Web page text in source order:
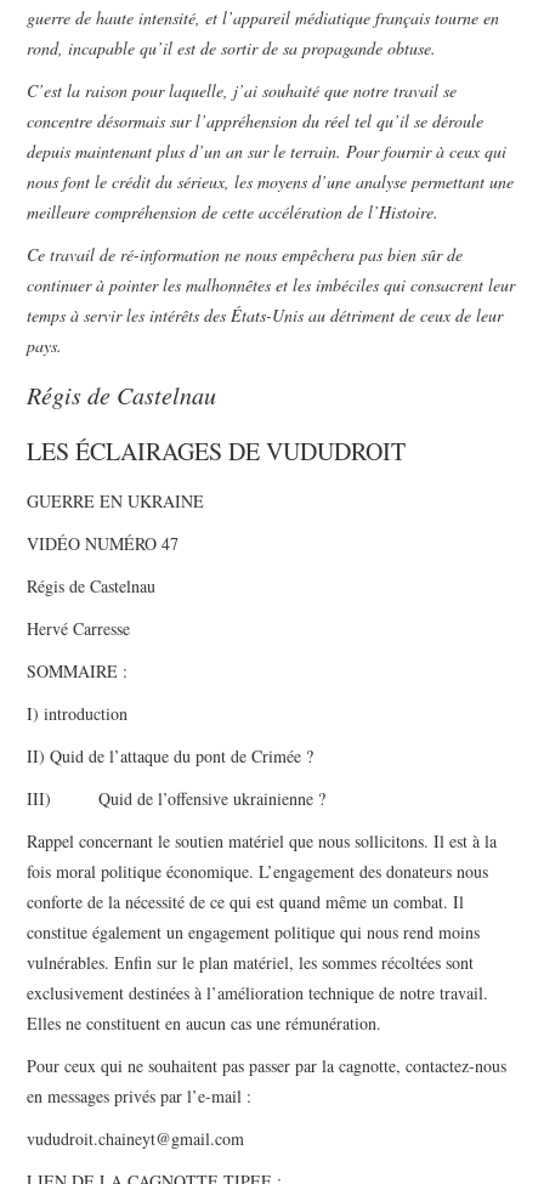
guerre de haute intensité, et l’appareil médiatique français tourne en
rond, incapable qu’il est de sortir de sa propagande obtuse.
C’est la raison pour laquelle, j’ai souhaité que notre travail se
concentre désormais sur l’appréhension du réel tel qu’il se déroule
depuis maintenant plus d’un an sur le terrain. Pour fournir à ceux qui
nous font le crédit du sérieux, les moyens d’une analyse permettant une
meilleure compréhension de cette accélération de l’Histoire.
Ce travail de ré-information ne nous empêchera pas bien sûr de
continuer à pointer les malhonnêtes et les imbéciles qui consacrent leur
temps à servir les intérêts des États-Unis au détriment de ceux de leur
pays.
Régis de Castelnau
LES ÉCLAIRAGES DE VUDUDROIT
GUERRE EN UKRAINE
VIDÉO NUMÉRO 47
Régis de Castelnau
Hervé Carresse
SOMMAIRE :
I) introduction
II) Quid de l’attaque du pont de Crimée ?
III) Quid de l’offensive ukrainienne ?
Rappel concernant le soutien matériel que nous sollicitons. Il est à la
fois moral politique économique. L’engagement des donateurs nous
conforte de la nécessité de ce qui est quand même un combat. Il
constitue également un engagement politique qui nous rend moins
vulnérables. Enfin sur le plan matériel, les sommes récoltées sont
exclusivement destinées à l’amélioration technique de notre travail.
Elles ne constituent en aucun cas une rémunération.
Pour ceux qui ne souhaitent pas passer par la cagnotte, contactez-nous
en messages privés par l’e-mail :
vududroit.chaineyt@gmail.com